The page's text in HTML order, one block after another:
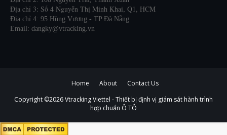
Địa chỉ 3: Số 4 Nguyễn Thị Minh Khai, Q1, HCM
Địa chỉ 4: 95 Hùng Vương - TP Đà Nẵng
Email: dangky@vtracking.vn
Home About
Contact Us
Copyright ©2026Vtracking Viettel - Thiết bị định vị giám sát hành trình
hợp chuẩn Ô TÔ